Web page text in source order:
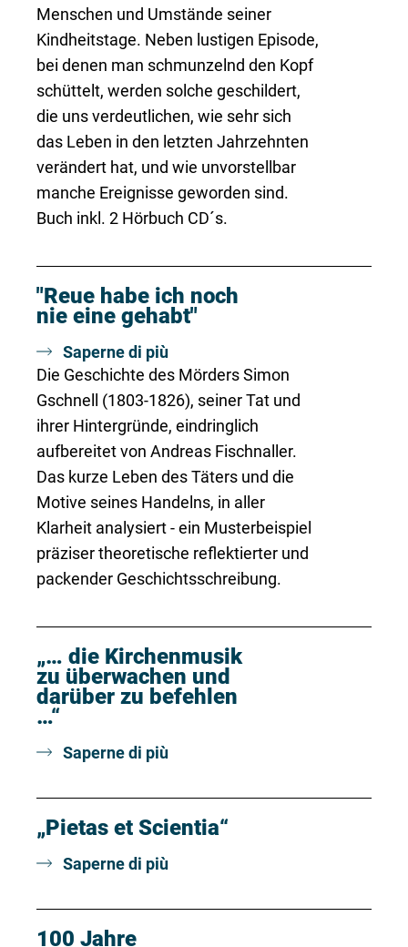
Menschen und Umstände seiner
Kindheitstage. Neben lustigen Episode,
bei denen man schmunzelnd den Kopf
schüttelt, werden solche geschildert,
die uns verdeutlichen, wie sehr sich
das Leben in den letzten Jahrzehnten
verändert hat, und wie unvorstellbar
manche Ereignisse geworden sind.
Buch inkl. 2 Hörbuch CD´s.
"Reue habe ich noch
nie eine gehabt"
Saperne di più
Die Geschichte des Mörders Simon
Gschnell (1803-1826), seiner Tat und
ihrer Hintergründe, eindringlich
aufbereitet von Andreas Fischnaller.
Das kurze Leben des Täters und die
Motive seines Handelns, in aller
Klarheit analysiert - ein Musterbeispiel
präziser theoretische reflektierter und
packender Geschichtsschreibung.
„… die Kirchenmusik
zu überwachen und
darüber zu befehlen
…“
Saperne di più
„Pietas et Scientia“
Saperne di più
100 Jahre